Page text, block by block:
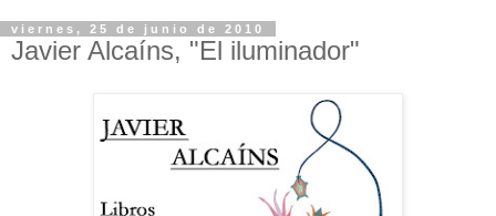
viernes, 25 de junio de 2010
Javier Alcaíns, "El iluminador"